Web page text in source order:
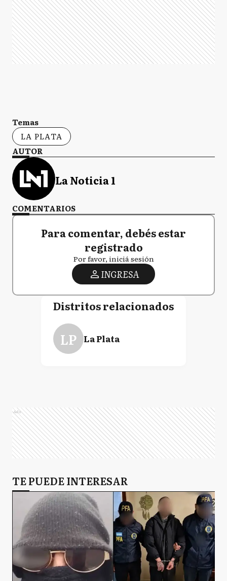
Temas
LA PLATA
AUTOR
La Noticia 1
COMENTARIOS
Para comentar, debés estar
registrado
Por favor, iniciá sesión
INGRESA
Distritos relacionados
LP La Plata
Ads
TE PUEDE INTERESAR